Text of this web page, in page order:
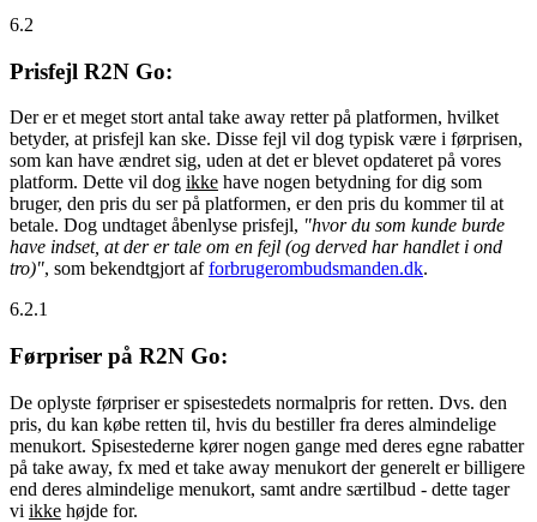
6.2
Prisfejl R2N Go:
Der er et meget stort antal take away retter på platformen, hvilket
betyder, at prisfejl kan ske. Disse fejl vil dog typisk være i førprisen,
som kan have ændret sig, uden at det er blevet opdateret på vores
platform. Dette vil dog ikke have nogen betydning for dig som
bruger, den pris du ser på platformen, er den pris du kommer til at
betale. Dog undtaget åbenlyse prisfejl, "hvor du som kunde burde
have indset, at der er tale om en fejl (og derved har handlet i ond
tro)", som bekendtgjort afforbrugerombudsmanden.dk.
6.2.1
Førpriser på R2N Go:
De oplyste førpriser er spisestedets normalpris for retten. Dvs. den
pris, du kan købe retten til, hvis du bestiller fra deres almindelige
menukort. Spisestederne kører nogen gange med deres egne rabatter
på take away, fx med et take away menukort der generelt er billigere
end deres almindelige menukort, samt andre særtilbud - dette tager
vi ikke højde for.